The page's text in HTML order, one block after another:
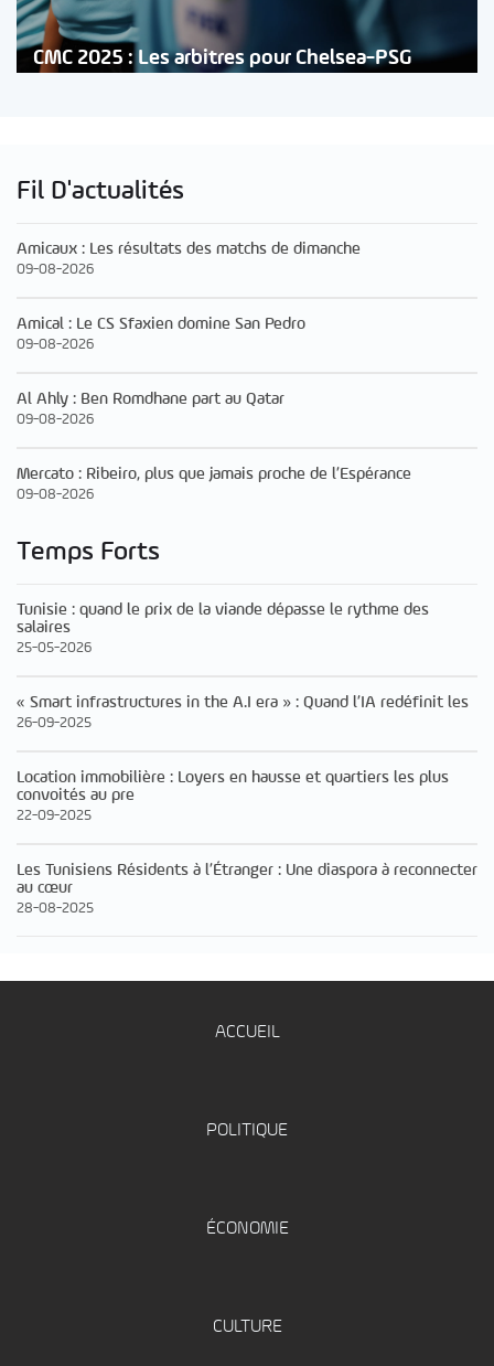
CMC 2025 : Les arbitres pour Chelsea-PSG
Fil D'actualités
Amicaux : Les résultats des matchs de dimanche
09-08-2026
Amical : Le CS Sfaxien domine San Pedro
09-08-2026
Al Ahly : Ben Romdhane part au Qatar
09-08-2026
Mercato : Ribeiro, plus que jamais proche de l’Espérance
09-08-2026
Temps Forts
Tunisie : quand le prix de la viande dépasse le rythme des
salaires
25-05-2026
« Smart infrastructures in the A.I era » : Quand l’IA redéfinit les
26-09-2025
Location immobilière : Loyers en hausse et quartiers les plus
convoités au pre
22-09-2025
Les Tunisiens Résidents à l’Étranger : Une diaspora à reconnecter
au cœur
28-08-2025
ACCUEIL
POLITIQUE
ÉCONOMIE
CULTURE